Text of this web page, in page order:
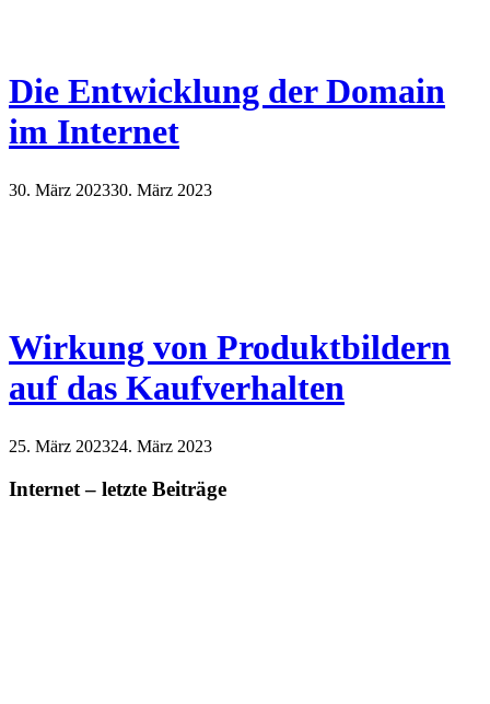
Die Entwicklung der Domain
im Internet
30. März 202330. März 2023
Wirkung von Produktbildern
auf das Kaufverhalten
25. März 202324. März 2023
Internet – letzte Beiträge